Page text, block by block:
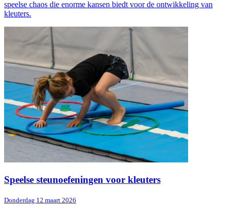
speelse chaos die enorme kansen biedt voor de ontwikkeling van
kleuters.
Speelse steunoefeningen voor kleuters
Donderdag 12 maart 2026